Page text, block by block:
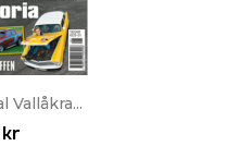
Vallåkra...